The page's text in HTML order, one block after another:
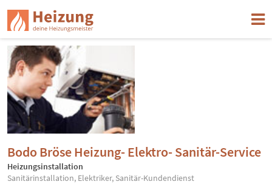
Bodo Bröse Heizung- Elektro- Sanitär-Service
Heizungsinstallation
Sanitärinstallation, Elektriker, Sanitär-Kundendienst